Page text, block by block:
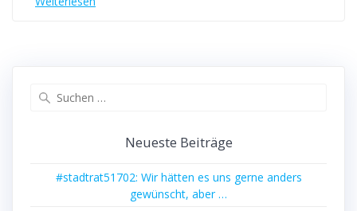
Neueste Beiträge
#stadtrat51702: Wir hätten es uns gerne anders
gewünscht, aber …